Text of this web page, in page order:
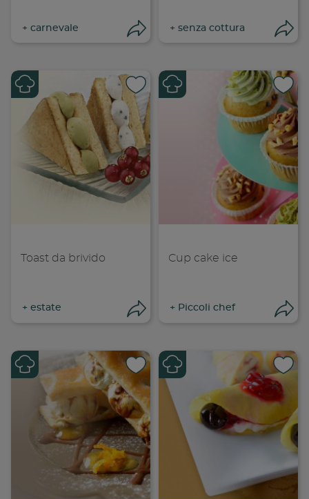
+ carnevale
Condividi su
Copia link
+ senza cottura
Toast da brivido
+ estate
Condividi su
Cup cake ice
+ Piccoli chef